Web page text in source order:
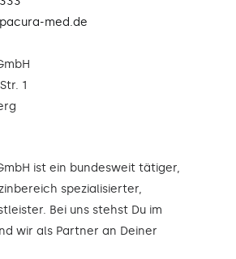
med.de
1
ist ein bundesweit tätiger,
spezialisierter,
Bei uns stehst Du im
wir als Partner an Deiner